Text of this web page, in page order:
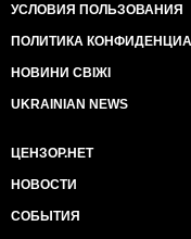
УСЛОВИЯ ПОЛЬЗОВАНИЯ
ПОЛИТИКА
НОВИНИ СВІЖІ
UKRAINIAN NEWS
ЦЕНЗОР.НЕТ
НОВОСТИ
СОБЫТИЯ